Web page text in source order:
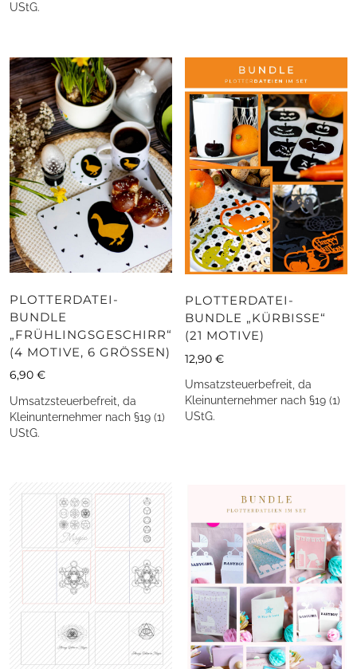
UStG.
PLOTTERDATEI-
BUNDLE
„FRÜHLINGSGESCHIRR“
(4 MOTIVE, 6 GRÖSSEN)
6,90 €
Umsatzsteuerbefreit, da
Kleinunternehmer nach §19 (1)
UStG.
PLOTTERDATEI-
BUNDLE „KÜRBISSE“
(21 MOTIVE)
12,90€
Umsatzsteuerbefreit, da
Kleinunternehmer nach §19 (1)
UStG.